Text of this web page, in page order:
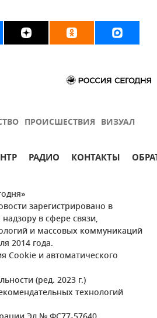
ПРОИСШЕСТВИЯ ВИЗУАЛ
РАДИО КОНТАКТЫ
зарегистрировано в
в сфере связи,
и массовых коммуникаций
2014 года.
Cookie и автоматического
(ред. 2023 г.)
технологий